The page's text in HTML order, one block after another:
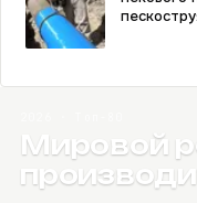
Мировой